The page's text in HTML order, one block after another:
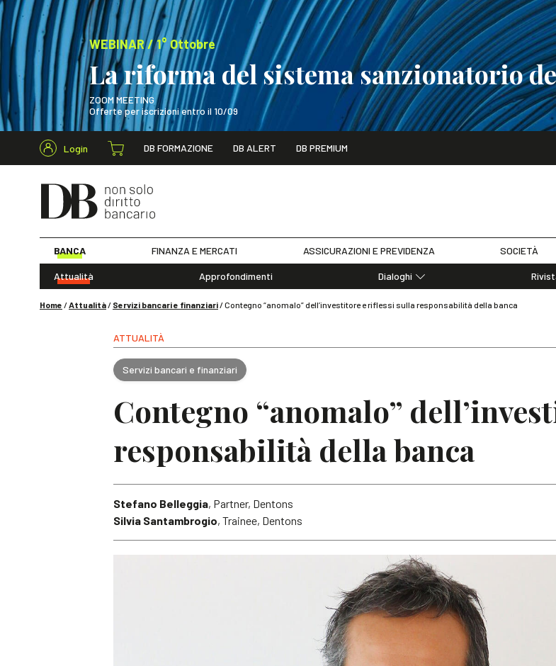
WEBINAR / 1° Ottobre
La riforma del sistema sanzionatorio
ZOOM MEETING
Offerte per iscrizioni entro il 10/09
WEBINAR / 1° Ottobre
Login DB FORMAZIONE DB ALERT DB PREMIUM
BANCA FINANZA E MERCATI ASSICURAZIONI E PREVIDENZA SOCIETÀ
Attualità Approfondimenti
Dialoghi
Home /Attualità/ Servizi bancari e finanziari/Contegno “anomalo” dell’investitore e riflessi sulla responsabilità della banca
ATTUALITÀ
Servizi bancari e finanziari
Contegno “anomalo”
responsabilità della banca
Stefano Belleggia, Partner, Dentons
Silvia Santambrogio, Trainee, Dentons